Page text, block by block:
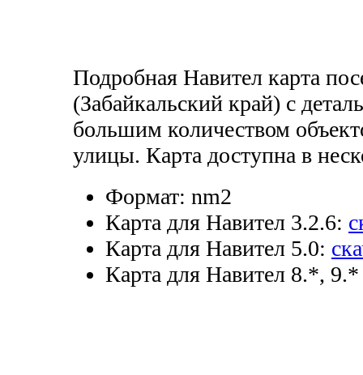
Подробная Навител карта
(Забайкальский край) с
большим количеством
улицы. Карта доступна в
Формат: nm2
Карта для Навител 3.2.6:
Карта для Навител 5.0:
Карта для Навител 8.*,